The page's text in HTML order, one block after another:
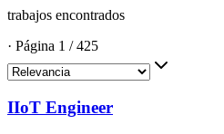
trabajos encontrados
· Página 1 /425
IIoT Engineer